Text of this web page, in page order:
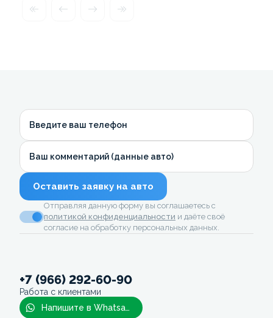
Введите ваш телефон
Ваш комментарий (данные авто)
Оставить заявку на авто
Отправляя данную форму вы соглашаетесь с
политикой конфиденциальности и даёте своё
согласие на обработку персональных данных.
+7 (966) 292-60-90
Работа с клиентами
Напишите в Whatsapp